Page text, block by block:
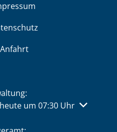
Anfahrt
oder Schließzeiten
um 07:30 Uhr